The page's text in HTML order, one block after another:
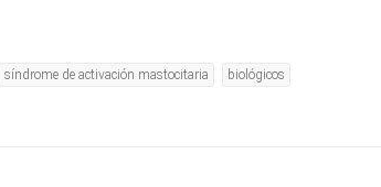
síndrome de activación mastocitaria biológicos